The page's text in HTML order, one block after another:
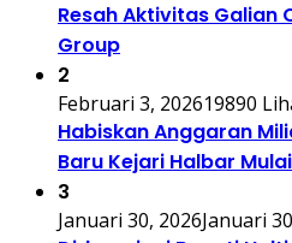
Resah Aktivitas Galian
Group
2
Februari 3, 202619890
Habiskan Anggaran
Baru Kejari Halbar
3
Januari 30, 2026Januari